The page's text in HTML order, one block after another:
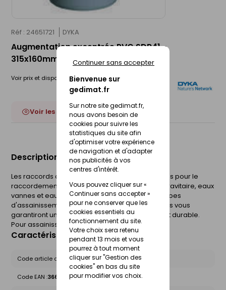
Bienvenue sur
gedimat.fr
Sur notre site gedimat.fr,
nous avons besoin de
cookies pour suivre les
statistiques du site afin
d'optimiser votre expérience
de navigation et d'adapter
nos publicités à vos
centres d'intérêt.
Vous pouvez cliquer sur «
Continuer sans accepter »
pour ne conserver que les
cookies essentiels au
fonctionnement du site.
Votre choix sera retenu
pendant 13 mois et vous
pourrez à tout moment
cliquer sur "Gestion des
cookies" en bas du site
pour modifier vos choix.
Continuer sans accepter
Réf : 24651721 DYKA
Augmentation excentrée PVC SDR41 -
315x160mm
Voir prix et disponibilité en magasin
Voir les 15 déclinaisons
Description du produit
Les raccords assainissement en PVC sont conçus pour le
raccordement des réseaux d'assainissement gravitaire, eaux
vannes et eaux pluviales. Combinés avec nos tubes
d'assainissement Sotralys et Ultra16 nos raccords vous
garantiront un réseau d'assainissement fiable et durable.
Pour assainissement.
Caractéristiques du produit
Code article chez le fournisseur :20051369
Code EAN :3660864048913